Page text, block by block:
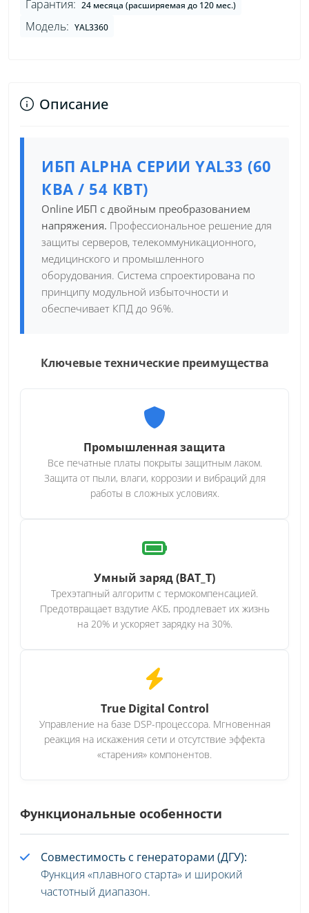
Гарантия: 24 месяца (расширяемая до 120 мес.)
Модель: YAL3360
Описание
ИБП ALPHA СЕРИИ YAL33 (60
КВА / 54 КВТ)
Online ИБП с двойным преобразованием
напряжения. Профессиональное решение для
защиты серверов, телекоммуникационного,
медицинского и промышленного
оборудования. Система спроектирована по
принципу модульной избыточности и
обеспечивает КПД до 96%.
Ключевые технические преимущества
Промышленная защита
Все печатные платы покрыты защитным лаком.
Защита от пыли, влаги, коррозии и вибраций для
работы в сложных условиях.
Умный заряд (BAT_T)
Трехэтапный алгоритм с термокомпенсацией.
Предотвращает вздутие АКБ, продлевает их жизнь
на 20% и ускоряет зарядку на 30%.
True Digital Control
Управление на базе DSP-процессора. Мгновенная
реакция на искажения сети и отсутствие эффекта
«старения» компонентов.
Функциональные особенности
Совместимость с генераторами (ДГУ):
Функция «плавного старта» и широкий
частотный диапазон.